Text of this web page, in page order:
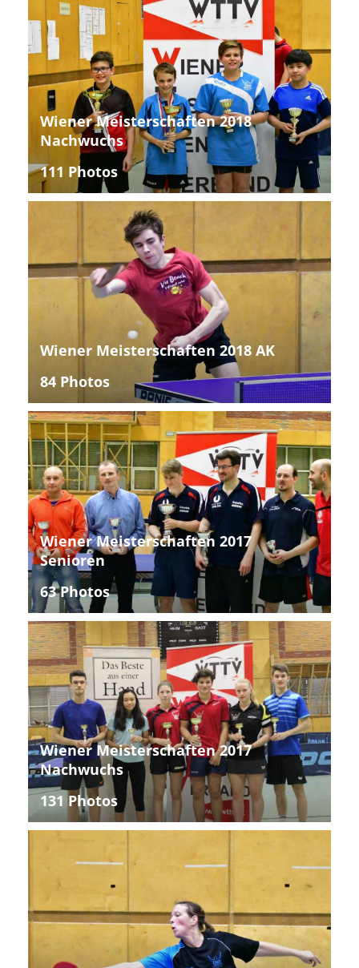
Wiener Meisterschaften 2018
Nachwuchs
111 Photos
Wiener Meisterschaften 2018 AK
84 Photos
Wiener Meisterschaften 2017
Senioren
63 Photos
Wiener Meisterschaften 2017
Nachwuchs
131 Photos